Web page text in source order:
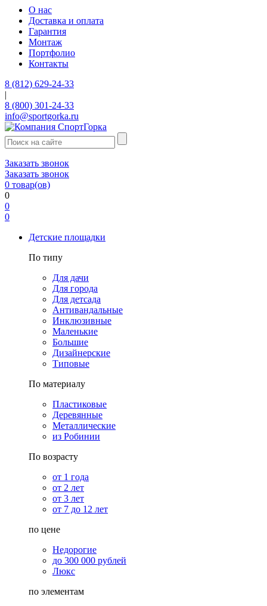
О нас
Доставка и оплата
Гарантия
Монтаж
Портфолио
Контакты
8 (812) 629-24-33
|
8 (800) 301-24-33
info@sportgorka.ru
Заказать звонок
Заказать звонок
0 товар(ов)
0
0
0
Детские площадки
По типу
Для дачи
Для города
Для детсада
Антивандальные
Инклюзивные
Маленькие
Большие
Дизайнерские
Типовые
По материалу
Пластиковые
Деревянные
Металлические
из Робинии
По возрасту
от 1 года
от 2 лет
от 3 лет
от 7 до 12 лет
по цене
Недорогие
до 300 000 рублей
Люкс
по элементам